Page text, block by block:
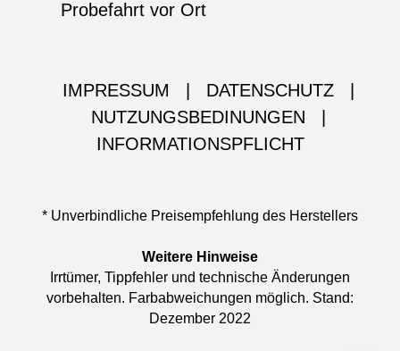
Probefahrt vor Ort
IMPRESSUM DATENSCHUTZ
NUTZUNGSBEDINUNGEN
INFORMATIONSPFLICHT
* Unverbindliche Preisempfehlung des Herstellers
Weitere Hinweise
Irrtümer, Tippfehler und technische Änderungen
vorbehalten. Farbabweichungen möglich. Stand:
Dezember 2022